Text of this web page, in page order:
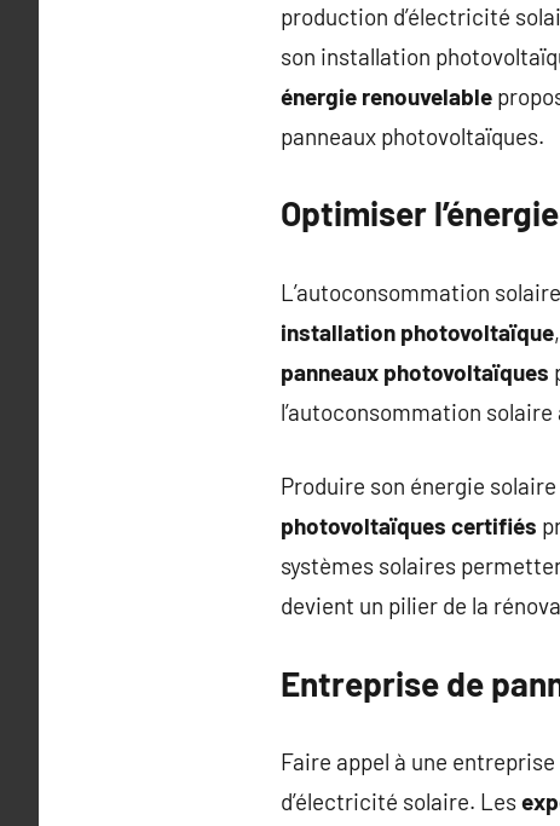
production d’électricité
son installation
énergie renouvelable
panneaux photovoltaïques.
Optimiser
L’autoconsommation
installation photovoltaïque
panneaux photovoltaïques
l’autoconsommation
Produire son énergie
photovoltaïques certifiés
systèmes solaires
devient un pilier de la
Entreprise de
Faire appel à une
d’électricité solaire. Les